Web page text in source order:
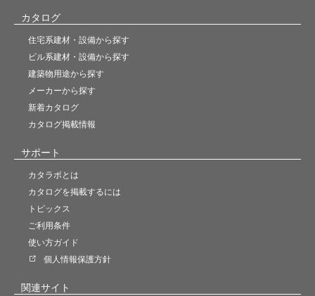
カタログ
住宅系建材・設備から探す
ビル系建材・設備から探す
建築物用途から探す
メーカーから探す
新着カタログ
カタログ掲載情報
サポート
カタラボとは
カタログを掲載するには
トピックス
ご利用条件
使い方ガイド
個人情報保護方針
関連サイト